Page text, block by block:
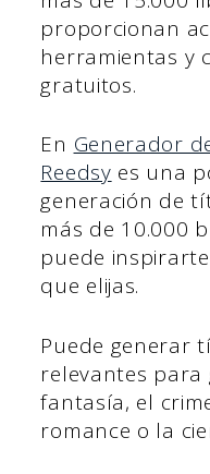
proporcionan
herramientas y
gratuitos.
En Generador
Reedsy es una
generación de
más de 10.000
puede
que elijas.
Puede generar
relevantes para
fantasía, el
romance o la